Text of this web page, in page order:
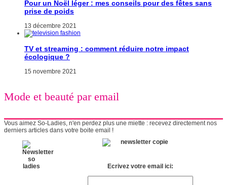
Pour un Noël léger : mes conseils pour des fêtes sans
prise de poids
13 décembre 2021
TV et streaming : comment réduire notre impact
écologique ?
15 novembre 2021
Mode et beauté par email
Vous aimez So-Ladies, n'en perdez plus une miette : recevez directement nos
derniers articles dans votre boite email !
Ecrivez votre email ici: